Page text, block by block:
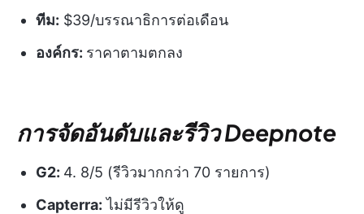
ทีม: $39/บรรณาธิการต่อเดือน
องค์กร: ราคาตามตกลง
การจัดอันดับและรีวิว Deepnote
G2: 4. 8/5 (รีวิวมากกว่า 70 รายการ)
Capterra: ไม่มีรีวิวให้ดู